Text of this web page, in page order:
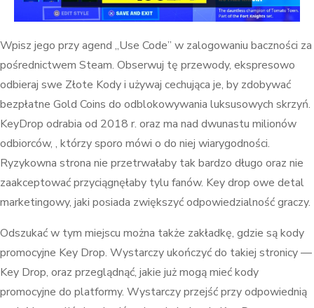
Wpisz jego przy agend „Use Code” w zalogowaniu baczności za
pośrednictwem Steam. Obserwuj tę przewody, ekspresowo
odbieraj swe Złote Kody i używaj cechująca je, by zdobywać
bezpłatne Gold Coins do odblokowywania luksusowych skrzyń.
KeyDrop odrabia od 2018 r. oraz ma nad dwunastu milionów
odbiorców, , którzy sporo mówi o do niej wiarygodności.
Ryzykowna strona nie przetrwałaby tak bardzo długo oraz nie
zaakceptować przyciągnęłaby tylu fanów. Key drop owe detal
marketingowy, jaki posiada zwiększyć odpowiedzialność graczy.
Odszukać w tym miejscu można także zakładkę, gdzie są kody
promocyjne Key Drop. Wystarczy ukończyć do takiej stronicy —
Key Drop, oraz przeglądnąć, jakie już mogą mieć kody
promocyjne do platformy. Wystarczy przejść przy odpowiednią